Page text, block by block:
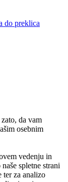
do preklica
da vam
osebnim
vedenju in
spletne strani
ter za analizo